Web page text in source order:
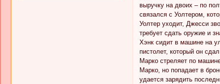
выручку на двоих – по
связался с Уолтером,
Уолтер уходит, Джесси
требует сдать оружие и
Хэнк сидит в машине на
пистолет, который он
Марко стреляет по
Марко, но попадает в
удается зарядить